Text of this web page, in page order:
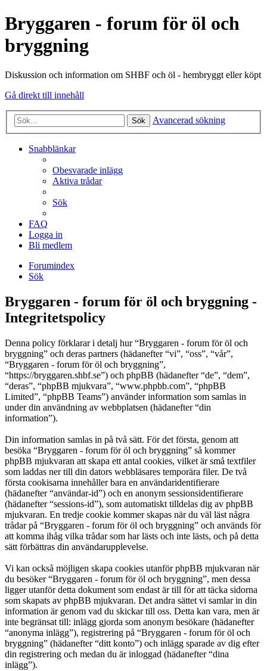
Bryggaren - forum för öl och
bryggning
Diskussion och information om SHBF och öl - hembryggt eller köpt
Gå direkt till innehåll
Sök Avancerad sökning
Snabblänkar
Obesvarade inlägg
Aktiva trådar
Sök
FAQ
Logga in
Bli medlem
Forumindex
Sök
Bryggaren - forum för öl och bryggning -
Integritetspolicy
Denna policy förklarar i detalj hur “Bryggaren - forum för öl och
bryggning” och deras partners (hädanefter “vi”, “oss”, “vår”,
“Bryggaren - forum för öl och bryggning”,
“https://bryggaren.shbf.se”) och phpBB (hädanefter “de”, “dem”,
“deras”, “phpBB mjukvara”, “www.phpbb.com”, “phpBB
Limited”, “phpBB Teams”) använder information som samlas in
under din användning av webbplatsen (hädanefter “din
information”).
Din information samlas in på två sätt. För det första, genom att
besöka “Bryggaren - forum för öl och bryggning” så kommer
phpBB mjukvaran att skapa ett antal cookies, vilket är små textfiler
som laddas ner till din dators webbläsares temporära filer. De två
första cookisarna innehåller bara en användaridentifierare
(hädanefter “användar-id”) och en anonym sessionsidentifierare
(hädanefter “sessions-id”), som automatiskt tilldelas dig av phpBB
mjukvaran. En tredje cookie kommer skapas när du väl läst några
trådar på “Bryggaren - forum för öl och bryggning” och används för
att komma ihåg vilka trådar som har lästs och inte lästs, och på detta
sätt förbättras din användarupplevelse.
Vi kan också möjligen skapa cookies utanför phpBB mjukvaran när
du besöker “Bryggaren - forum för öl och bryggning”, men dessa
ligger utanför detta dokument som endast är till för att täcka sidorna
som skapats av phpBB mjukvaran. Det andra sättet vi samlar in din
information är genom vad du skickar till oss. Detta kan vara, men är
inte begränsat till: inlägg gjorda som anonym besökare (hädanefter
“anonyma inlägg”), registrering på “Bryggaren - forum för öl och
bryggning” (hädanefter “ditt konto”) och inlägg sparade av dig efter
din registrering och medan du är inloggad (hädanefter “dina
inlägg”).